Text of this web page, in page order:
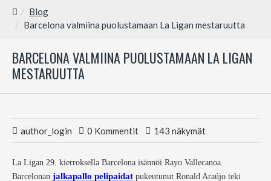
Blog
Barcelona valmiina puolustamaan La Ligan mestaruutta
BARCELONA VALMIINA PUOLUSTAMAAN LA LIGAN
MESTARUUTTA
author_login 0 Kommentit 143 näkymät
La Ligan 29. kierroksella Barcelona isännöi Rayo Vallecanoa.
Barcelonan jalkapallo pelipaidat pukeutunut Ronald Araújo teki